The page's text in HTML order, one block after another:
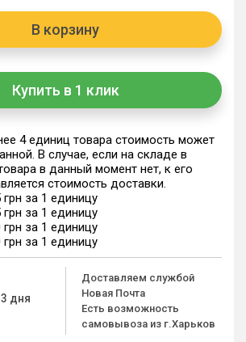
В корзину
Купить в 1 клик
4 единиц товара стоимость может
В случае, если на складе в
в данный момент нет, к его
стоимость доставки.
грн за 1 единицу
грн за 1 единицу
грн за 1 единицу
грн за 1 единицу
дня
Доставляем службой
Новая Почта
Есть возможность
самовывоза из г.Харьков